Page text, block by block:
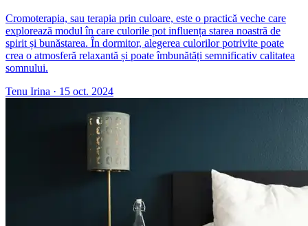
Cromoterapia, sau terapia prin culoare, este o practică veche care
explorează modul în care culorile pot influența starea noastră de
spirit și bunăstarea. În dormitor, alegerea culorilor potrivite poate
crea o atmosferă relaxantă și poate îmbunătăți semnificativ calitatea
somnului.
Tenu Irina · 15 oct. 2024